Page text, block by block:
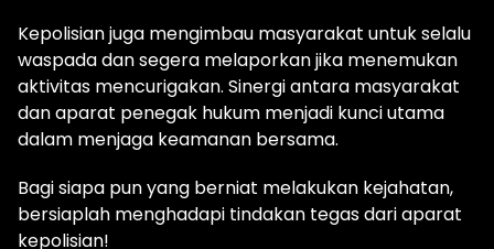
Kepolisian juga mengimbau masyarakat untuk selalu
waspada dan segera melaporkan jika menemukan
aktivitas mencurigakan. Sinergi antara masyarakat
dan aparat penegak hukum menjadi kunci utama
dalam menjaga keamanan bersama.
Bagi siapa pun yang berniat melakukan kejahatan,
bersiaplah menghadapi tindakan tegas dari aparat
kepolisian!